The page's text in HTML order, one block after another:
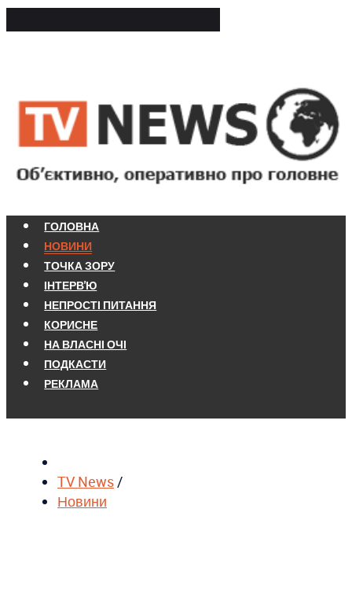
ГОЛОВНА
НОВИНИ
ТОЧКА ЗОРУ
ІНТЕРВ'Ю
НЕПРОСТІ ПИТАННЯ
КОРИСНЕ
НА ВЛАСНІ ОЧІ
ПОДКАСТИ
РЕКЛАМА
TV News/
Новини